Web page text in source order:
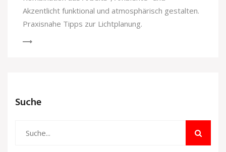
Akzentlicht funktional und atmosphärisch gestalten.
Praxisnahe Tipps zur Lichtplanung.
Suche